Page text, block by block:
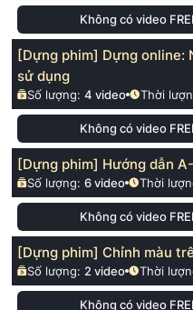
Không có video
[Dựng phim] Dựng
sử dụng
Số lượng:4 video Thời
Không có video
[Dựng phim] Hướng dẫn
Số lượng:6 video Thời
Không có video
[Dựng phim] Chỉnh màu
Số lượng: 2 video Thời
Không có video